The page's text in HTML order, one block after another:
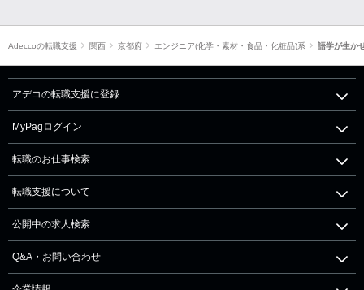
Adeccoの転職支援 関西 京都府 エンジニア(化学・素材・食品・化粧品)系 語学が生か
アデコの転職支援に登録
MyPagログイン
転職のお仕事検索
転職支援について
公開中の求人検索
Q&A・お問い合わせ